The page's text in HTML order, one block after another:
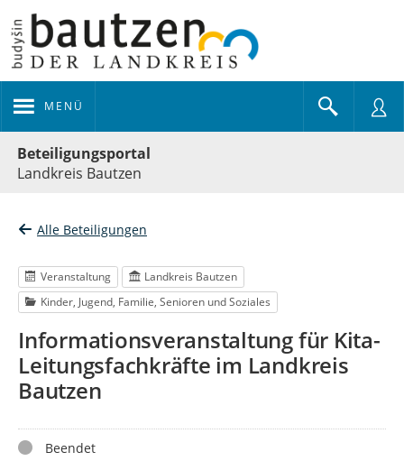
MENÜ
Beteiligungsportal
Landkreis Bautzen
Alle Beteiligungen
Veranstaltung
Landkreis Bautzen
Kinder, Jugend, Familie, Senioren und Soziales
Informationsveranstaltung für Kita-
Leitungsfachkräfte im Landkreis
Bautzen
StatusBeendet